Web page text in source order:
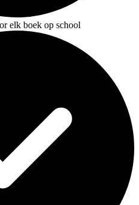
elk boek op school